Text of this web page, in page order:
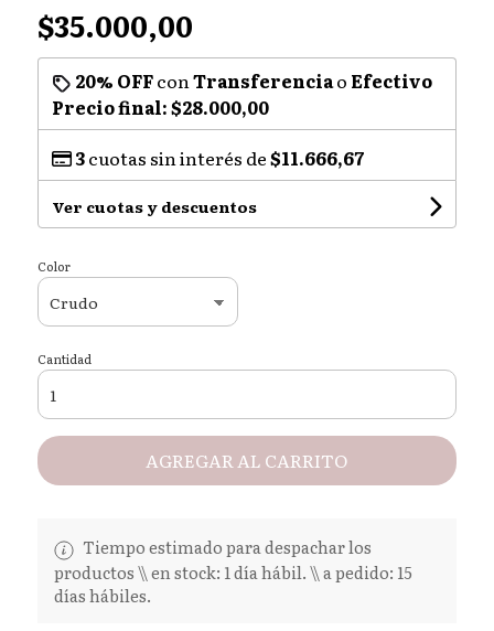
$35.000,00
20% OFFconTransferenciao Efectivo
Precio final:$28.000,00
3cuotas sin interés de$11.666,67
Ver cuotas y descuentos
Color
Cantidad
AGREGAR AL CARRITO
Tiempo estimado para despachar los
productos \\ en stock: 1 día hábil. \\ a pedido: 15
días hábiles.